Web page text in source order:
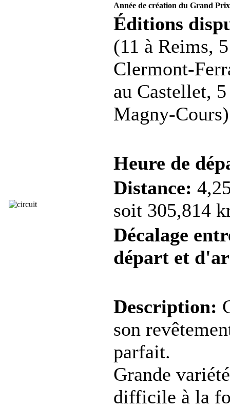
Année de création du Grand
Éditions
(11 à Reims,
Clermont-
au Castellet,
Magny-
Heure de
Distance:
soit 305,814
Décalage
départ et
Description:
son
parfait.
Grande
difficile à la